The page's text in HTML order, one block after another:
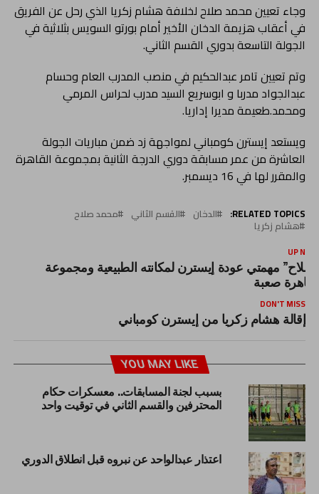
وجاء تعيين محمد صلاح لخلافة هشام زكريا الذي رحل عن الفريق
في أعقاب هزيمة الدخان الأخير أمام بورتو السويس بثلاثية في
الجولة التاسعة بدوري القسم الثاني.
وتم تعيين تامر عبدالحكيم في منصب المدرب العام وحسام
عبدالجواد مدربا و ابوسريع السيد مدرب لحراس المرمي
ومحمد.طعيمة مديرا إداريا.
ويستعد إيسترن كومباني لمواجهة زد ضمن مباريات الجولة
العاشرة من عمر مسابقة دوري الدرجة الثانية بمجموعة القاهرة
والمقرر لها في 16 ديسمبر.
RELATED TOPICS: الدخان القسم الثاني محمد صلاح
هشام زكريا
UP
مهمتي عودة إيسترن لمكانته الطبيعية ومجموعة
صعبة
DON'T MISS
إقالة هشام زكريا من إيسترن كومباني
YOU MAY LIKE
بسبب لجنة المسابقات.. معسكرات حكام
المحترفين والقسم الثاني في توقيت واحد
اعتذار عبدالواحد عن نبروه قبل انطلاق الدوري